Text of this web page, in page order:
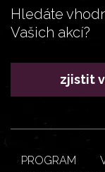
Hledáte
Vašich akcí?
zjistit
PROGRAM